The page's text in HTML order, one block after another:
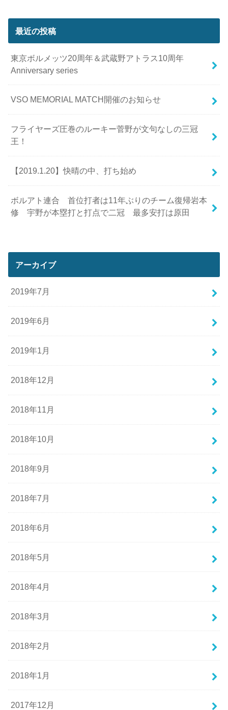
最近の投稿
東京ボルメッツ20周年＆武蔵野アトラス10周年
Anniversary series
VSO MEMORIAL MATCH開催のお知らせ
フライヤーズ圧巻のルーキー菅野が文句なしの三冠
王！
【2019.1.20】快晴の中、打ち始め
ボルアト連合 首位打者は11年ぶりのチーム復帰岩本
修 宇野が本塁打と打点で二冠 最多安打は原田
アーカイブ
2019年7月
2019年6月
2019年1月
2018年12月
2018年11月
2018年10月
2018年9月
2018年7月
2018年6月
2018年5月
2018年4月
2018年3月
2018年2月
2018年1月
2017年12月